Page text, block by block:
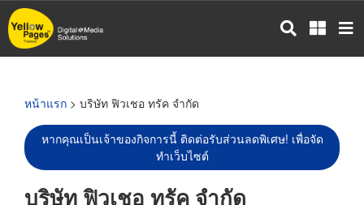
ข้าม
ไป
หน้าแรก > บริษัท ฟิวเชอ ทรัค จำกัด
หากคุณเป็นเจ้าของกิจการนี้ ติดต่อรับส่วนลดพิเศษ! เพื่อจัด
ทำเว็บไซต์
บริษัท ฟิวเชอ ทรัค จำกัด